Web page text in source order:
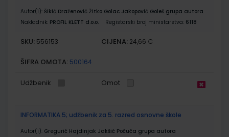
Autor(i): Šikić Draženović Žitko Golac Jakopović Goleš grupa autora
Nakladnik: PROFIL KLETT d.o.o. Registarski broj ministarstva: 6118
SKU: 556153 CIJENA: 24,66 €
ŠIFRA OMOTA: 500164
Udžbenik Omot
INFORMATIKA 5; udžbenik za 5. razred osnovne škole
Autor(i): Gregurić Hajdinjak Jakšić Počuča grupa autora